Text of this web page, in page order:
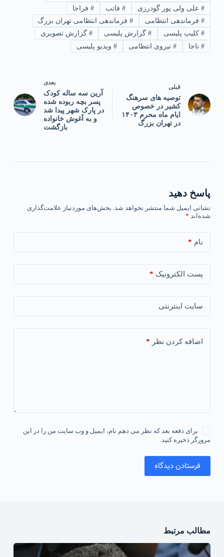
#علی ولی پور گودرزی #فاتب # فراجا
#فرماندهی انتظامی #فرماندهی انتظامی تهران بزرگ
#کلیپ پلیسی #گزارش پلیسی # گزارش تصویری
#ناجا #نیروی انتظامی # ویدیو پلیسی
قبلی
توصیه های سرهنگ
کشیر در خصوص
ایام ماه محرم ۱۴۰۳
در تهران بزرگ
بعدی
آرین سه ساله کودک
پسر بچه ربوده شده
در پارک شهر پیدا شد
و به آغوش خانواده
بازگشت
پاسخ دهید
نشانی ایمیل شما منتشر نخواهد شد. بخش‌های موردنیاز علامت‌گذاری
شده‌اند *
نام *
پست الکترونیک *
سایت اینترنتی
اضافه کردن نظر *
برای دفعه بعد که نظر می دهم نام، ایمیل و وب سایت من را در این
مرورگر ذخیره کنید.
فرستادن دیدگاه
مطالب مرتبط